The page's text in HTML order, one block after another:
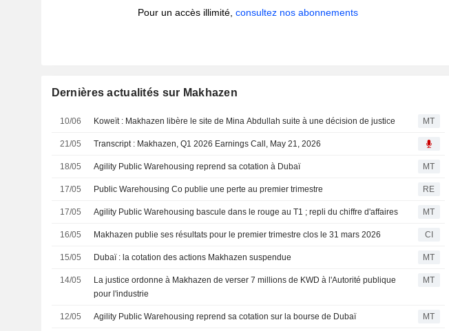
Pour un accès illimité,consultez nos abonnements
Dernières actualités sur Makhazen
10/06 Koweït : Makhazen libère le site de Mina Abdullah suite à une décision de justice MT
21/05 Transcript : Makhazen, Q1 2026 Earnings Call, May 21, 2026
18/05 Agility Public Warehousing reprend sa cotation à Dubaï MT
17/05 Public Warehousing Co publie une perte au premier trimestre RE
17/05 Agility Public Warehousing bascule dans le rouge au T1 ; repli du chiffre d'affaires MT
16/05 Makhazen publie ses résultats pour le premier trimestre clos le 31 mars 2026 CI
15/05 Dubaï : la cotation des actions Makhazen suspendue MT
14/05
La justice ordonne à Makhazen de verser 7 millions de KWD à l'Autorité publique
pour l'industrie
MT
12/05 Agility Public Warehousing reprend sa cotation sur la bourse de Dubaï MT